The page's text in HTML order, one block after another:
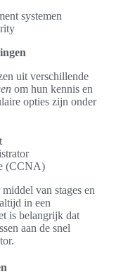
systemen
uit verschillende
om hun kennis en
opties zijn onder
(CCNA)
van stages en
in een
is belangrijk dat
aan de snel